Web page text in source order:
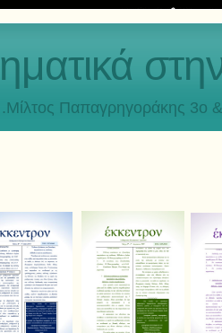
Παπαγρηγοράκης 3o